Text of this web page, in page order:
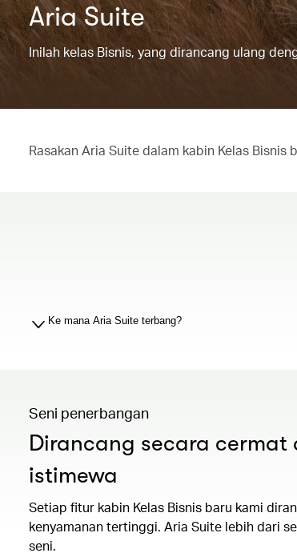
Aria Suite
Inilah kelas Bisnis, yang dirancang ulang
Rasakan Aria Suite dalam kabin Kelas
Ke mana Aria Suite terbang?
Seni penerbangan
Dirancang secara cermat
istimewa
Setiap fitur kabin Kelas Bisnis baru kami
kenyamanan tertinggi. Aria Suite lebih dari
seni.